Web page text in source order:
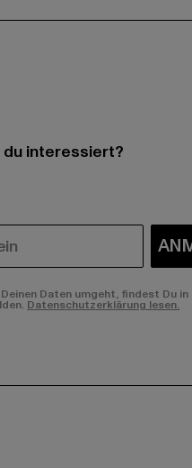
interessiert?
Daten umgeht, findest Du
Datenschutzerklärung lesen.